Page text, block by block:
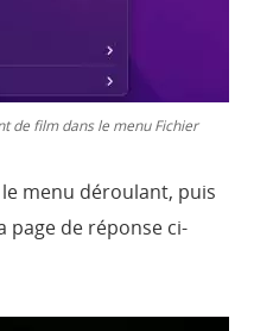
de film dans le menu Fichier
menu déroulant, puis
page de réponse ci-